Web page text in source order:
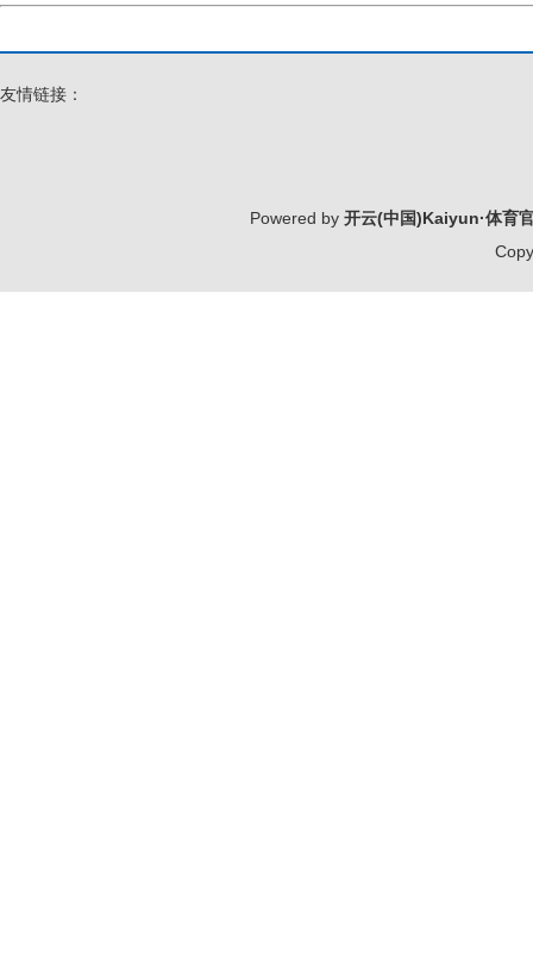
友情链接：
Powered by 开云(中国)Kaiyun·体育